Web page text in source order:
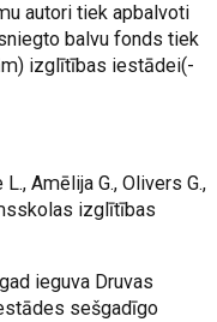
autori tiek apbalvoti
balvu fonds tiek
izglītības iestādei(-
Amēlija G., Olivers G.,
izglītības
ieguva Druvas
sešgadīgo